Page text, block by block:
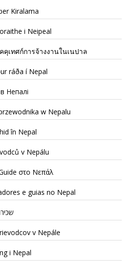
Kiralama
i Neipeal
เทศก์การจ้างงานในเนปาล
ráða í Nepal
Непалі
w Nepalu
în Nepal
v Nepálu
στο Νεπάλ
e guias no Nepal
v Nepále
i Nepal